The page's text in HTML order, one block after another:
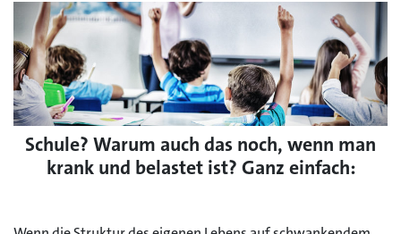
Schule? Warum auch das noch, wenn man
krank und belastet ist? Ganz einfach: